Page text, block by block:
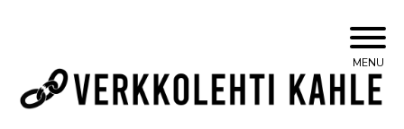
to
content
Kahle MENU